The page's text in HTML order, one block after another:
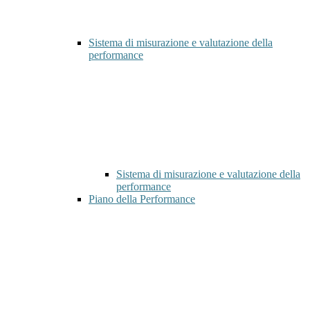
Sistema di misurazione e valutazione della
performance
Sistema di misurazione e valutazione della
performance
Piano della Performance